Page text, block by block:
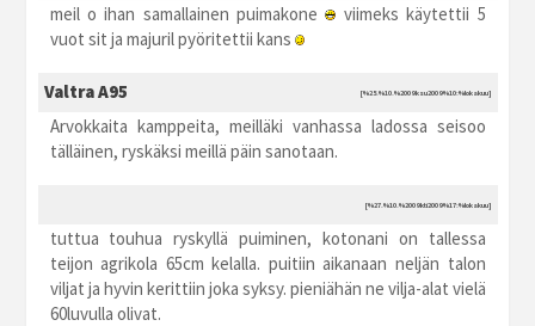
meil o ihan samallainen puimakone
viimeks käytettii 5
vuot sit ja majuril pyöritettii kans
Valtra A95 [%25.%10.%2009 ksu2009 %10:%lokakuu]
Arvokkaita kamppeita, meilläki vanhassa ladossa seisoo
tälläinen, ryskäksi meillä päin sanotaan.
[%27.%10.%2009 kti2009 %17:%lokakuu]
tuttua touhua ryskyllä puiminen, kotonani on tallessa
teijon agrikola 65cm kelalla. puitiin aikanaan neljän talon
viljat ja hyvin kerittiin joka syksy. pieniähän ne vilja-alat vielä
60luvulla olivat.